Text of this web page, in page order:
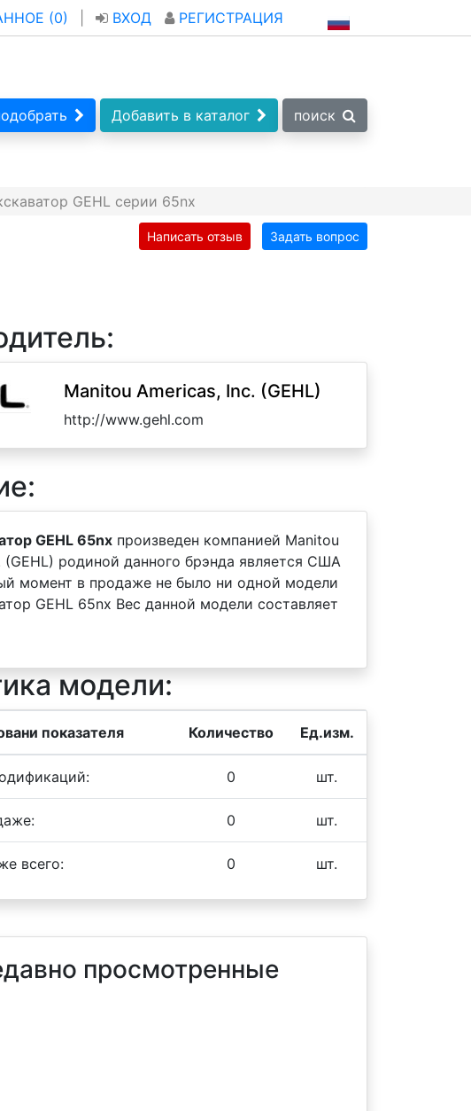
(0) ВХОД РЕГИСТРАЦИЯ
Добавить в каталог поиск
GEHL серии 65nx
Написать отзыв Задать вопрос
Manitou Americas, Inc. (GEHL)
http://www.gehl.com
GEHL 65nx произведен компанией Manitou
(GEHL) родиной данного брэнда является США
момент в продаже не было ни одной модели
GEHL 65nx Вес данной модели составляет
модели:
показателя Количество Ед.изм.
0 шт.
0 шт.
всего: 0 шт.
просмотренные